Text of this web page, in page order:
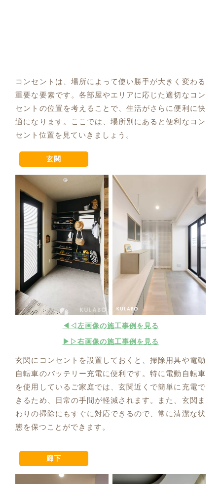
コンセントは、場所によって使い勝手が大きく変わる
重要な要素です。各部屋やエリアに応じた適切なコン
セントの位置を考えることで、生活がさらに便利に快
適になります。ここでは、場所別にあると便利なコン
セント位置を見ていきましょう。
玄関
◀◁左画像の施工事例を見る
▶▷右画像の施工事例を見る
玄関にコンセントを設置しておくと、掃除用具や電動
自転車のバッテリー充電に便利です。特に電動自転車
を使用しているご家庭では、玄関近くで簡単に充電で
きるため、日常の手間が軽減されます。また、玄関ま
わりの掃除にもすぐに対応できるので、常に清潔な状
態を保つことができます。
廊下